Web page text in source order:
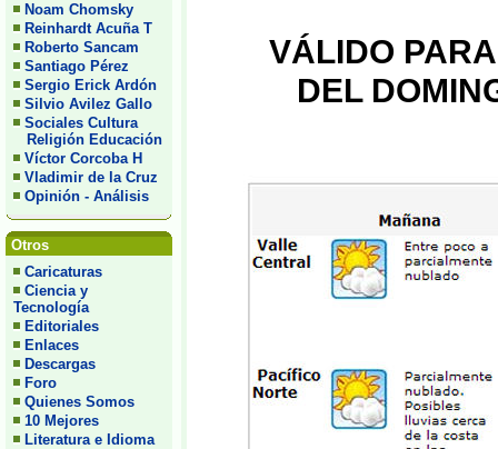
Noam Chomsky
Reinhardt Acuña T
Roberto Sancam
Santiago Pérez
Sergio Erick Ardón
Silvio Avilez Gallo
Sociales Cultura
Religión Educación
Víctor Corcoba H
Vladimir de la Cruz
Opinión - Análisis
Otros
Caricaturas
Ciencia y
Tecnología
Editoriales
Enlaces
Descargas
Foro
Quienes Somos
10 Mejores
Literatura e Idioma
VÁLIDO
DEL